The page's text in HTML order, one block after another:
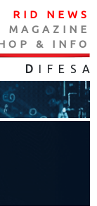
RID NEWS
MAGAZINE
& INFO
D IFES A